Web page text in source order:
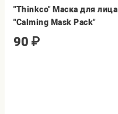
"Thinkco" Маска для лица
"Calming Mask Pack"
90 ₽